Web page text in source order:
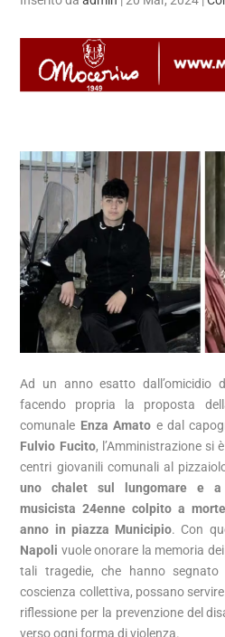
Ad un anno esatto dall’omicidio
facendo propria la proposta
comunale Enza Amato e dal
Fulvio Fucito, l’Amministrazione si
centri giovanili comunali al
uno chalet sul lungomare e a
musicista 24enne colpito a
anno in piazza Municipio. Con
Napoli vuole onorare la memoria
tali tragedie, che hanno
coscienza collettiva, possano
riflessione per la prevenzione del
verso ogni forma di violenza.